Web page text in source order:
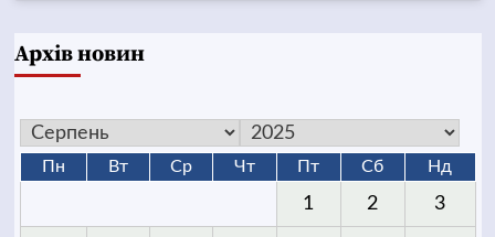
Архів новин
Пн Вт Ср Чт Пт Сб Нд
1 2 3